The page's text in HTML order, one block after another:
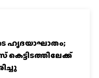
ഹൃദയാഘാതം;